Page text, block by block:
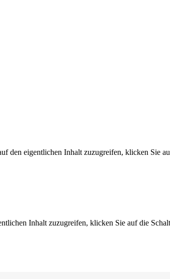
den eigentlichen Inhalt zuzugreifen, klicken Sie
Inhalt zuzugreifen, klicken Sie auf die